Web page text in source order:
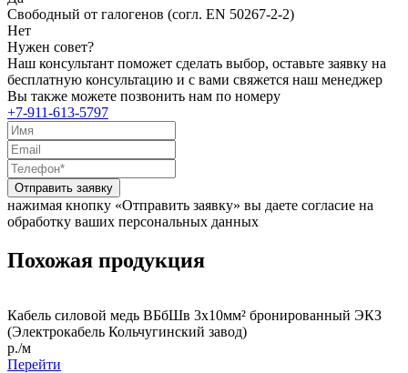
Свободный от галогенов (согл. EN 50267-2-2)
Нет
Нужен совет?
Наш консультант поможет сделать выбор, оставьте заявку на
бесплатную консультацию и с вами свяжется наш менеджер
Вы также можете позвонить нам по номеру
+7-911-613-5797
Отправить заявку
нажимая кнопку «Отправить заявку» вы даете согласие на
обработку ваших персональных данных
Похожая продукция
Кабель силовой медь ВБбШв 3x10мм² бронированный ЭКЗ
(Электрокабель Кольчугинский завод)
р./м
Перейти